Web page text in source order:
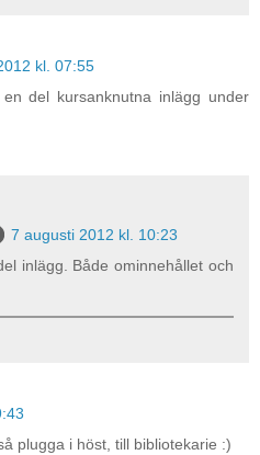
kl. 07:55
del kursanknutna inlägg under
7 augusti 2012 kl. 10:23
inlägg. Både ominnehållet och
plugga i höst, till bibliotekarie :)